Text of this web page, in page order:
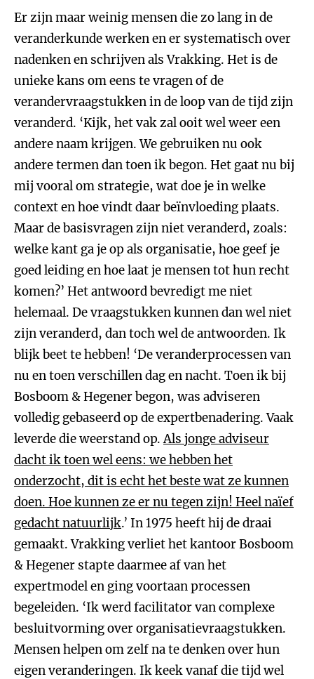
Er zijn maar weinig mensen die zo lang in de
veranderkunde werken en er systematisch over
nadenken en schrijven als Vrakking. Het is de
unieke kans om eens te vragen of de
verandervraagstukken in de loop van de tijd zijn
veranderd. ‘Kijk, het vak zal ooit wel weer een
andere naam krijgen. We gebruiken nu ook
andere termen dan toen ik begon. Het gaat nu bij
mij vooral om strategie, wat doe je in welke
context en hoe vindt daar beïnvloeding plaats.
Maar de basisvragen zijn niet veranderd, zoals:
welke kant ga je op als organisatie, hoe geef je
goed leiding en hoe laat je mensen tot hun recht
komen?’ Het antwoord bevredigt me niet
helemaal. De vraagstukken kunnen dan wel niet
zijn veranderd, dan toch wel de antwoorden. Ik
blijk beet te hebben! ‘De veranderprocessen van
nu en toen verschillen dag en nacht. Toen ik bij
Bosboom & Hegener begon, was adviseren
volledig gebaseerd op de expertbenadering. Vaak
leverde die weerstand op.Als jonge adviseur
dacht ik toen wel eens: we hebben het
onderzocht, dit is echt het beste wat ze kunnen
doen. Hoe kunnen ze er nu tegen zijn! Heel naïef
gedacht natuurlijk.’ In 1975 heeft hij de draai
gemaakt. Vrakking verliet het kantoor Bosboom
& Hegener stapte daarmee af van het
expertmodel en ging voortaan processen
begeleiden. ‘Ik werd facilitator van complexe
besluitvorming over organisatievraagstukken.
Mensen helpen om zelf na te denken over hun
eigen veranderingen. Ik keek vanaf die tijd wel